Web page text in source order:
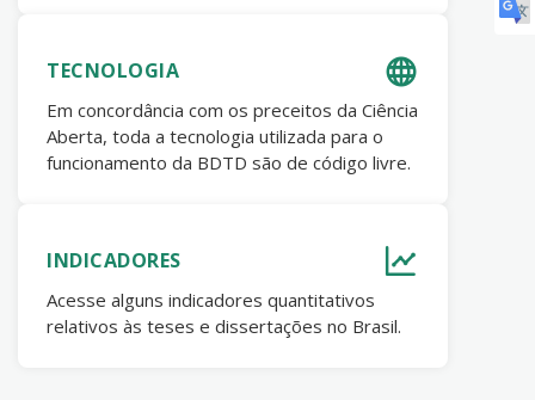
TECNOLOGIA
Em concordância com os preceitos da Ciência
Aberta, toda a tecnologia utilizada para o
funcionamento da BDTD são de código livre.
INDICADORES
Acesse alguns indicadores quantitativos
relativos às teses e dissertações no Brasil.